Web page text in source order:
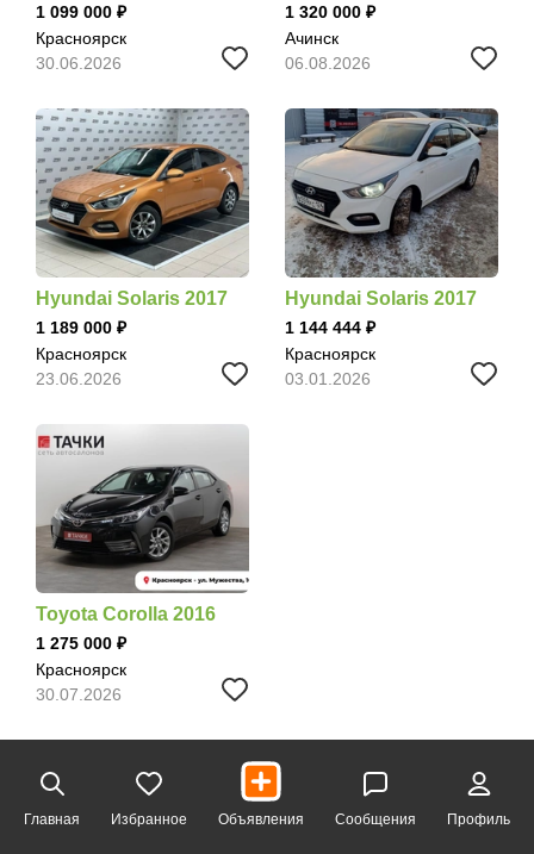
1 099 000
Красноярск
30.06.2026
1 320 000
Ачинск
06.08.2026
Hyundai Solaris 2017
1 189 000
Красноярск
23.06.2026
Hyundai Solaris 2017
1 144 444
Красноярск
03.01.2026
Toyota Corolla 2016
1 275 000
Красноярск
30.07.2026
Главная Избранное Объявления Сообщения Профиль